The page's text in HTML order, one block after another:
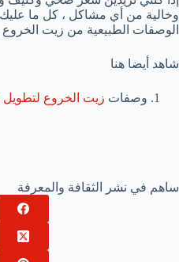
وخالية من أي مشاكل ، كل ما
الوصفات الطبيعية من زيت الخروع
شاهد أيضا هنا
وصفات زيت الخروع لتطويل
ساهم في نشر الثقافة والمعرفة